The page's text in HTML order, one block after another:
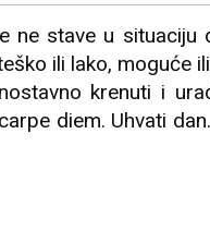
ne stave u situaciju
ili lako, moguće
krenuti i
diem. Uhvati